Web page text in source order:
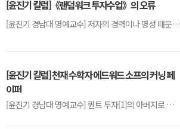
[윤진기 칼럼]《랜덤워크 투자수업》의 오류
[윤진기 경남대 명예교수] 저자의 경력이나 명성 때문인지 2020년에 번역 출판된 《랜덤워크 투자수업》(A Random Walk Down Wall Street) 12판은 표지부터가 거창하다. ‘45년간 12번 개정하며 철저히 검증한 투자서’, ‘전문가 부럽지 않은 투자 감각을 길러주는 위대한 투자지침서’ 라는 은빛 광고문구로 독자를 유혹한다.[1] 출판 50주...
[윤진기 칼럼] 천재 수학자 에드워드 소프의 커닝 페
이퍼
[윤진기 경남대 명예교수] 퀀트 투자[1]의 아버지로 불리는 에드워드 소프(Edward O. Thorp)는 수학계에서 천재로 알려진 인물이다. 그는 수학자이지만, 투자 업계에도 여러 가지 흥미로운 일화를 남겼다.수학을 이용하여 카지노를 이길 수 있는지가 궁금했던 그는 동료 교수가 소개해 준 블랙잭(Blackjack) 전략의 핵심을 손바닥 크기의 종이에 요...